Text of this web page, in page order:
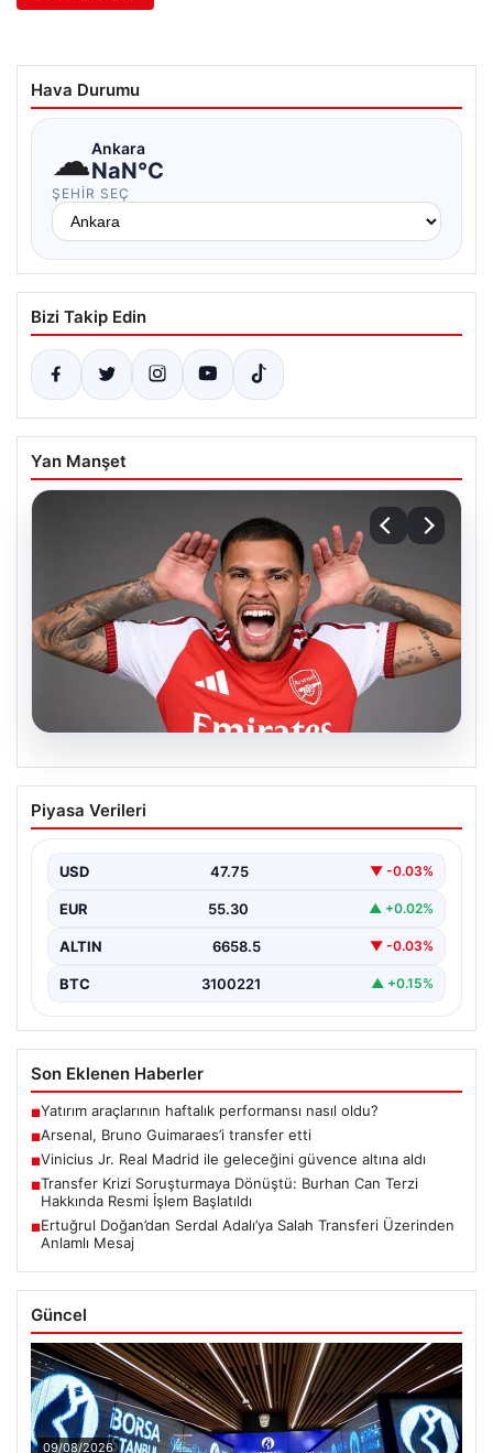
Hava Durumu
☁Ankara
NaN°C
ŞEHIR SEÇ
Bizi Takip Edin
Yan Manşet
Arsenal, Bruno Guimaraes’i transfer etti
Piyasa Verileri
USD 47.75 ▼ -0.03%
EUR 55.30 ▲ +0.02%
ALTIN 6658.5 ▼ -0.03%
BTC 3100221 ▲ +0.15%
Son Eklenen Haberler
■Yatırım araçlarının haftalık performansı nasıl oldu?
■Arsenal, Bruno Guimaraes’i transfer etti
■Vinicius Jr. Real Madrid ile geleceğini güvence altına aldı
■Transfer Krizi Soruşturmaya Dönüştü: Burhan Can Terzi
Hakkında Resmi İşlem Başlatıldı
■Ertuğrul Doğan’dan Serdal Adalı’ya Salah Transferi Üzerinden
Anlamlı Mesaj
Güncel
09/08/2026